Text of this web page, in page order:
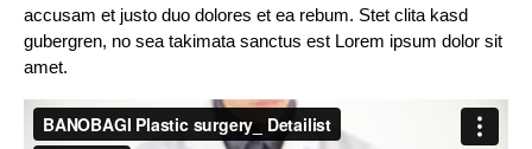
accusam et justo duo dolores et ea rebum. Stet clita kasd
gubergren, no sea takimata sanctus est Lorem ipsum dolor sit
amet.